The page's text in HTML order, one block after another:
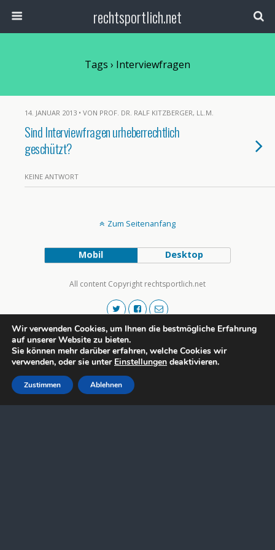
rechtsportlich.net
Tags › Interviewfragen
14. JANUAR 2013 • VON PROF. DR. RALF KITZBERGER, LL.M.
Sind Interviewfragen urheberrechtlich
geschützt?
KEINE ANTWORT
Zum Seitenanfang
Mobil Desktop
All content Copyright rechtsportlich.net
Wir verwenden Cookies, um Ihnen die bestmögliche Erfahrung
auf unserer Website zu bieten.
Sie können mehr darüber erfahren, welche Cookies wir
verwenden, oder sie unter Einstellungen deaktivieren.
Zustimmen Ablehnen